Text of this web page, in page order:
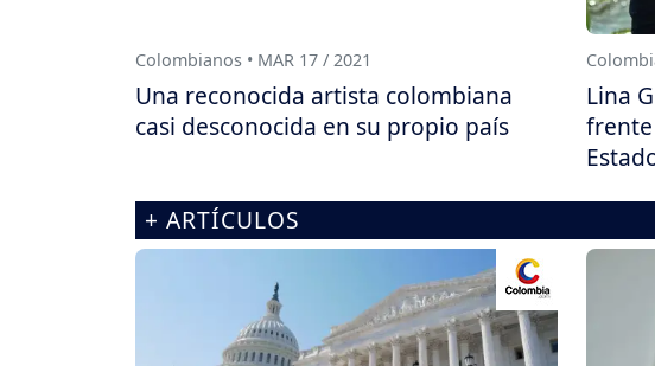
Colombianos • MAR 17 / 2021
Una reconocida artista colombiana
casi desconocida en su propio país
Lina
+ ARTÍCULOS